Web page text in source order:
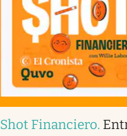
Shot Financiero.